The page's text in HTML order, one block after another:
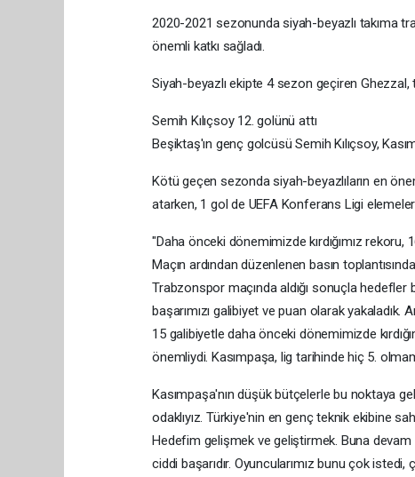
2020-2021 sezonunda siyah-beyazlı takıma
önemli katkı sağladı.
Siyah-beyazlı ekipte 4 sezon geçiren Ghezzal,
Semih Kılıçsoy 12. golünü attı
Beşiktaş'ın genç golcüsü Semih Kılıçsoy,
Kötü geçen sezonda siyah-beyazlıların en
atarken, 1 gol de UEFA Konferans Ligi
"Daha önceki dönemimizde kırdığımız
Maçın ardından düzenlenen basın
Trabzonspor maçında aldığı sonuçla
başarımızı galibiyet ve puan olarak
15 galibiyetle daha önceki dönemimizde
önemliydi. Kasımpaşa, lig tarihinde hiç 5.
Kasımpaşa'nın düşük bütçelerle bu noktaya
odaklıyız. Türkiye'nin en genç teknik ekibine
Hedefim gelişmek ve geliştirmek. Buna
ciddi başarıdır. Oyuncularımız bunu çok